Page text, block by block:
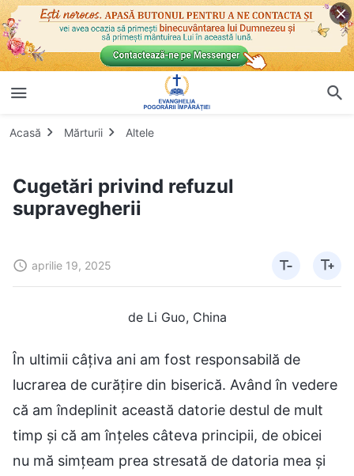
Acasă Mărturii Altele
Cugetări privind refuzul
supravegherii
aprilie 19, 2025
de Li Guo, China
În ultimii câțiva ani am fost responsabilă de
lucrarea de curățire din biserică. Având în vedere
că am îndeplinit această datorie destul de mult
timp și că am înțeles câteva principii, de obicei
nu mă simțeam prea stresată de datoria mea și